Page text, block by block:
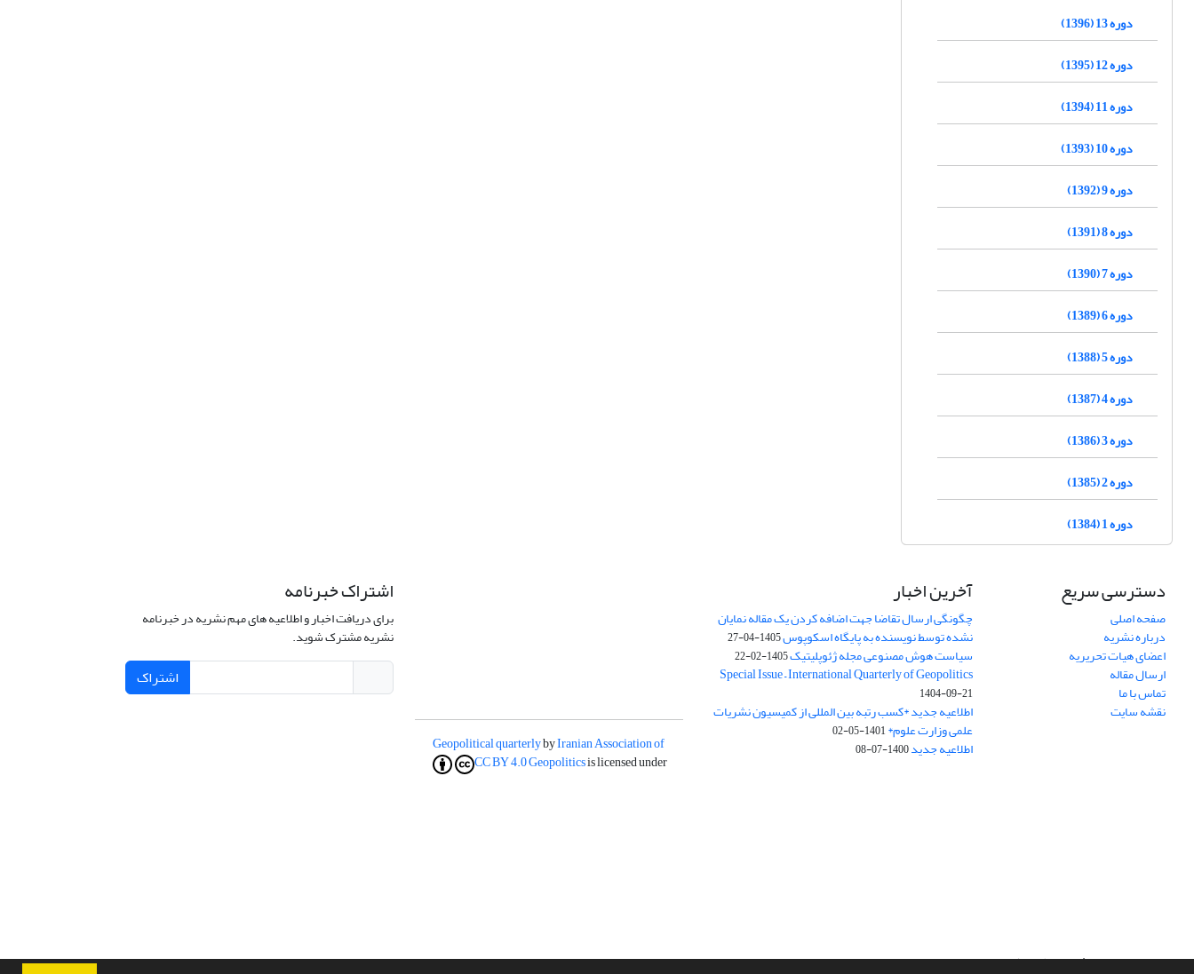
دوره 13 (1396)
دوره 12 (1395)
دوره 11 (1394)
دوره 10 (1393)
دوره 9 (1392)
دوره 8 (1391)
دوره 7 (1390)
دوره 6 (1389)
دوره 5 (1388)
دوره 4 (1387)
دوره 3 (1386)
دوره 2 (1385)
دوره 1 (1384)
دسترسی سریع
صفحه اصلی
درباره نشریه
اعضای هیات تحریریه
ارسال مقاله
تماس با ما
نقشه سایت
آخرین اخبار
چگونگی ارسال تقاضا جهت اضافه کردن یک مقاله نمایان
نشده توسط نویسنده به پایگاه اسکوپوس1405-04-27
سیاست هوش مصنوعی مجله ژئوپلیتیک1405-02-22
Special Issue – International Quarterly of Geopolitics
1404-09-21
اطلاعیه جدید *کسب رتبه بین المللی از کمیسیون نشریات
علمی وزارت علوم*1401-05-02
اطلاعیه جدید1400-07-08
Geopolitical quarterlybyIranian Association of
Geopoliticsis licensed under
CC BY 4.0
اشتراک خبرنامه
برای دریافت اخبار و اطلاعیه های مهم نشریه در خبرنامه
نشریه مشترک شوید.
اشتراک
سامانه مدیریت نشریات علمی.طراحی و پیاده سازی ازسیناوب